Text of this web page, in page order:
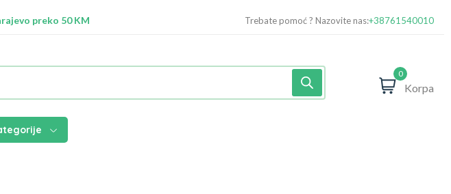
preko 50 KM
Trebate pomoć ? Nazovite nas:+38761540010
0
Korpa